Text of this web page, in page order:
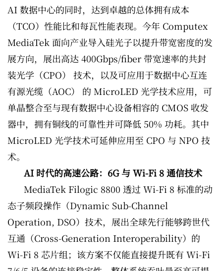
AI 数据中心的同时，达到卓越的总体拥有成本
（TCO）性能比和每瓦性能表现。今年 Computex
MediaTek 面向产业导入硅光子以提升带宽密度的发
展方向，展出高达 400Gbps/fiber 带宽速率的共封
装光学（CPO） 技术，以及可应用于数据中心互连
有源光缆（AOC） 的 MicroLED 光学技术应用，可
单晶整合至与现有数据中心设备相容的 CMOS 收发
器中，拥有铜线的可靠性并可降低 50% 功耗。其中
MicroLED 光学技术可延伸应用至 CPO 与 NPO 技
术。
AI 时代的高速公路：6G 与 Wi-Fi 8 通信技术
MediaTek Filogic 8800 透过 Wi-Fi 8 标准的动
态子频段操作（Dynamic Sub-Channel
Operation, DSO）技术，展出全球先行能够跨世代
互通（Cross-Generation Interoperability）的
Wi-Fi 8 芯片组；该方案不仅能直接提升既有 Wi-Fi